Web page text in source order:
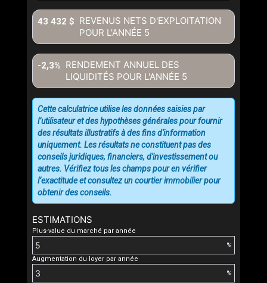
REVENUS NETS D'EXPLOITATION
POUR L'ANNÉE 5
43 432 $
RENDEMENT ANNUEL DES
LIQUIDITÉS POUR L'ANNÉE 5
-2,3%
ESTIMATIONS
Plus-value du marché par année
%
Augmentation du loyer par année
%
Cette calculatrice utilise les données saisies par
l’utilisateur et des hypothèses générales pour fournir
des résultats illustratifs à des fins d'information
uniquement. Les résultats ne constituent pas des
conseils juridiques, financiers, d'investissement ou
autres. Vérifiez tous les champs pour en vérifier
l’exactitude et consultez un courtier immobilier pour
obtenir des conseils.